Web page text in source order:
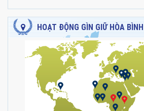
HOẠT ĐỘNG GÌN GIỮ HÒA BÌNH